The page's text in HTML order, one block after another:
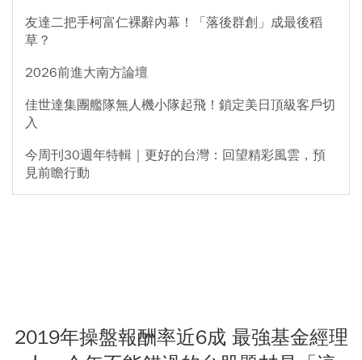
友達二把手柯富仁裸辭內幕！「落後群創」成最後稻
草？
2026前進大南方論壇
佳世達集團艦隊無人機小隊起飛！鎖定美日頂級客戶切
入
今周刊30週年特輯｜更好的台灣：回望精彩風雲，預
見前瞻行動
2019年操盤報酬率近6成 最強基金經理